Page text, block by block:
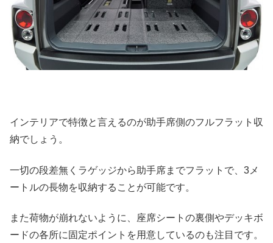
インテリアで特徴と言えるのが助手席側のフルフラット収
納でしょう。
一切の段差無くラゲッジから助手席までフラットで、3メ
ートルの長物を収納することが可能です。
また荷物が崩れないように、座席シートの裏側やデッキボ
ードの各所に固定ポイントを用意しているのも注目です。